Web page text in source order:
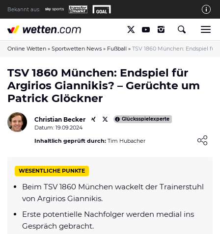
Bekannt aus:
Die wetten.com Redaktion
So bewerten wir die Anbieter
wetten.com auf Facebook
wetten.com auf YouTube
Spielsucht Hilfe & Prävention
Über Uns
Kontakt
Verantwortungsvolles Spielen
Glücksspiel-Regulierung in Deutschland
Datenschutzerklärung
Shop
Online Wetten » Sportwetten News » Fußball » TSV 1860 München: Endspiel
TSV 1860 München: Endspiel für
Argirios Giannikis? – Gerüchte um
Patrick Glöckner
Christian Becker Glücksspielexperte
Datum: 19.09.2024
Inhaltlich geprüft durch: Tim Hubacher
WESENTLICHE PUNKTE
Beim TSV 1860 München wackelt der Trainerstuhl
von Argirios Giannikis.
Erste potentielle Nachfolger werden medial ins
Gespräch gebracht.